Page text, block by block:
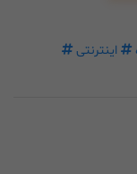
اینترنتی